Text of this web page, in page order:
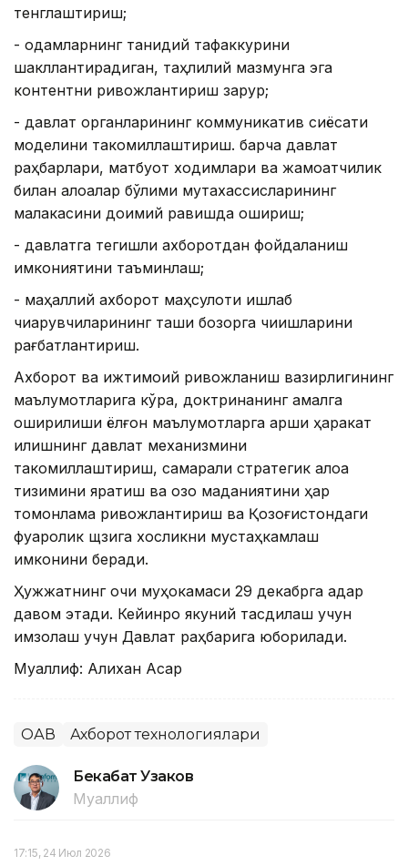
тенглаштириш;
- одамларнинг танқидий тафаккурини
шакллантирадиган, таҳлилий мазмунга эга
контентни ривожлантириш зарур;
- давлат органларининг коммуникатив сиёсати
моделини такомиллаштириш. барча давлат
раҳбарлари, матбуот ходимлари ва жамоатчилик
билан алоқалар бўлими мутахассисларининг
малакасини доимий равишда ошириш;
- давлатга тегишли ахборотдан фойдаланиш
имкониятини таъминлаш;
- маҳаллий ахборот маҳсулоти ишлаб
чиқарувчиларининг ташқи бозорга чиқишларини
рағбатлантириш.
Ахборот ва ижтимоий ривожланиш вазирлигининг
маълумотларига кўра, доктринанинг амалга
оширилиши ёлғон маълумотларга қарши ҳаракат
қилишнинг давлат механизмини
такомиллаштириш, самарали стратегик алоқа
тизимини яратиш ва қозоқ маданиятини ҳар
томонлама ривожлантириш ва Қозоғистондаги
фуқаролик щзига хосликни мустаҳкамлаш
имконини беради.
Ҳужжатнинг очиқ муҳокамаси 29 декабрга қадар
давом этади. Кейинроқ якуний тасдиқлаш учун
имзолаш учун Давлат раҳбарига юборилади.
Муаллиф: Алихан Асқар
ОАВ Ахборот технологиялари
Бекабат Узаков
Муаллиф
17:15, 24 Июл 2026